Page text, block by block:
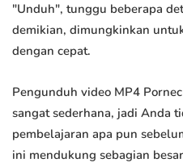
"Unduh", tunggu beberapa
demikian, dimungkinkan
dengan cepat.
Pengunduh video MP4
sangat sederhana, jadi Anda
pembelajaran apa pun
ini mendukung sebagian